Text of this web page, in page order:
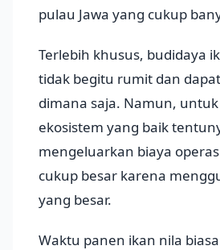
pulau Jawa yang cukup
Terlebih khusus, budidaya
tidak begitu rumit dan
dimana saja. Namun,
ekosistem yang baik
mengeluarkan biaya
cukup besar karena
yang besar.
Waktu panen ikan nila